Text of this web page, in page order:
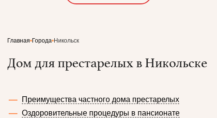
Главная Города Никольск
Дом для престарелых в Никольске
Преимущества частного дома престарелых
Оздоровительные процедуры в пансионате